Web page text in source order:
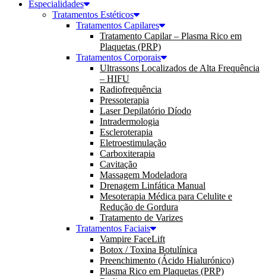
Especialidades
Tratamentos Estéticos
Tratamentos Capilares
Tratamento Capilar – Plasma Rico em
Plaquetas (PRP)
Tratamentos Corporais
Ultrassons Localizados de Alta Frequência
– HIFU
Radiofrequência
Pressoterapia
Laser Depilatório Díodo
Intradermologia
Escleroterapia
Eletroestimulação
Carboxiterapia
Cavitação
Massagem Modeladora
Drenagem Linfática Manual
Mesoterapia Médica para Celulite e
Redução de Gordura
Tratamento de Varizes
Tratamentos Faciais
Vampire FaceLift
Botox / Toxina Botulínica
Preenchimento (Ácido Hialurónico)
Plasma Rico em Plaquetas (PRP)